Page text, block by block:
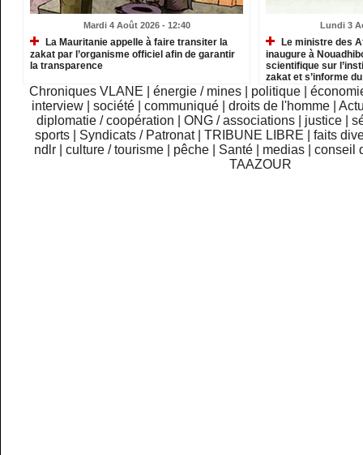
Mardi 4 Août 2026 - 12:40
La Mauritanie appelle à faire transiter la
zakat par l’organisme officiel afin de garantir
la transparence
Lundi 3
Le ministre des
inaugure à
scientifique sur
zakat et s’informe
institutions relevant
Chroniques VLANE énergie / mines politique
interview
|société |communiqué |droits de l'homme |
diplomatie / coopération
ONG / associations justice
sports
Syndicats / Patronat TRIBUNE LIBRE
faits
ndlr
|culture / tourisme pêche Santé medias |conseil
TAAZOUR